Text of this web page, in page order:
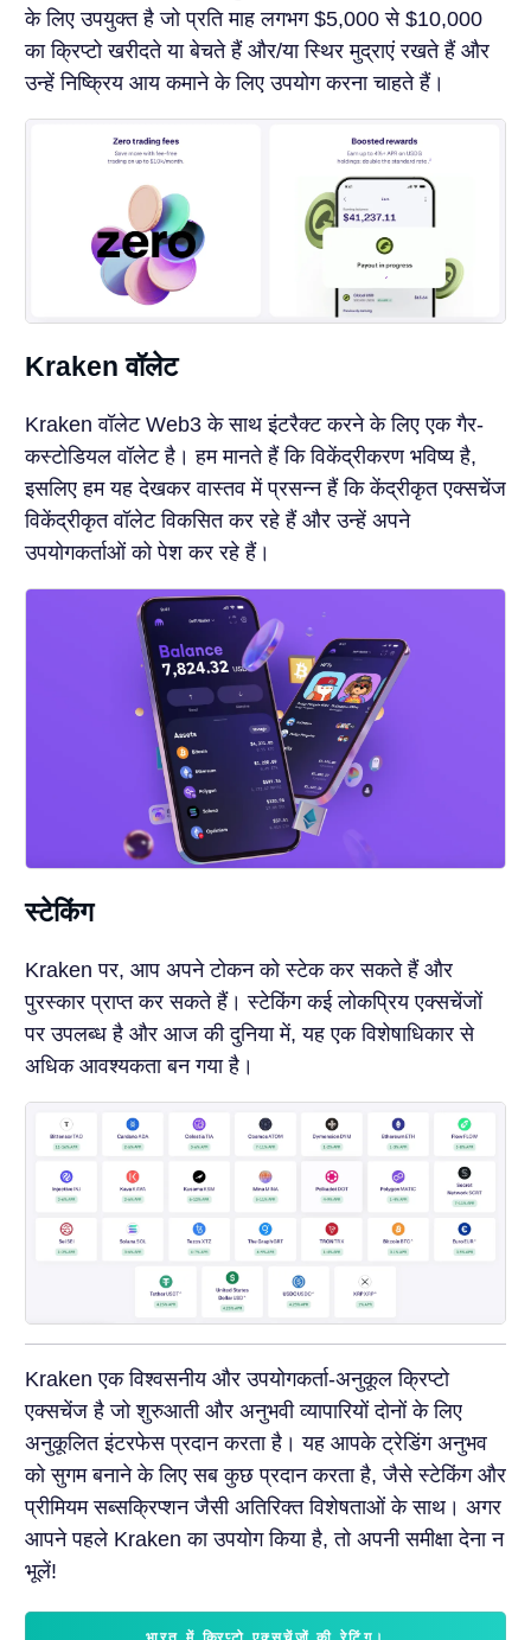
के लिए उपयुक्त है जो प्रति माह लगभग $5,000 से $10,000
का क्रिप्टो खरीदते या बेचते हैं और/या स्थिर मुद्राएं रखते हैं और
उन्हें निष्क्रिय आय कमाने के लिए उपयोग करना चाहते हैं।
Kraken वॉलेट
Kraken वॉलेट Web3 के साथ इंटरैक्ट करने के लिए एक गैर-
कस्टोडियल वॉलेट है। हम मानते हैं कि विकेंद्रीकरण भविष्य है,
इसलिए हम यह देखकर वास्तव में प्रसन्न हैं कि केंद्रीकृत एक्सचेंज
विकेंद्रीकृत वॉलेट विकसित कर रहे हैं और उन्हें अपने
उपयोगकर्ताओं को पेश कर रहे हैं।
स्टेकिंग
Kraken पर, आप अपने टोकन को स्टेक कर सकते हैं और
पुरस्कार प्राप्त कर सकते हैं। स्टेकिंग कई लोकप्रिय एक्सचेंजों
पर उपलब्ध है और आज की दुनिया में, यह एक विशेषाधिकार से
अधिक आवश्यकता बन गया है।
Kraken एक विश्वसनीय और उपयोगकर्ता-अनुकूल क्रिप्टो
एक्सचेंज है जो शुरुआती और अनुभवी व्यापारियों दोनों के लिए
अनुकूलित इंटरफेस प्रदान करता है। यह आपके ट्रेडिंग अनुभव
को सुगम बनाने के लिए सब कुछ प्रदान करता है, जैसे स्टेकिंग और
प्रीमियम सब्सक्रिप्शन जैसी अतिरिक्त विशेषताओं के साथ। अगर
आपने पहले Kraken का उपयोग किया है, तो अपनी समीक्षा देना न
भूलें!
भारत में क्रिप्टो एक्सचेंजों की रेटिंग।